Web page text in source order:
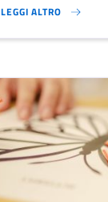
LEGGI ALTRO
CONVOCAZIONE